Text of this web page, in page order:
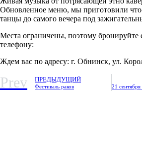
Обновленное меню, мы приготовили
танцы до самого вечера под
Места ограничены, поэтому бронируйте
телефону:
Ждем вас по адресу: г. Обнинск, ул.
Prev ПРЕДЫДУЩИЙ
Фестиваль раков